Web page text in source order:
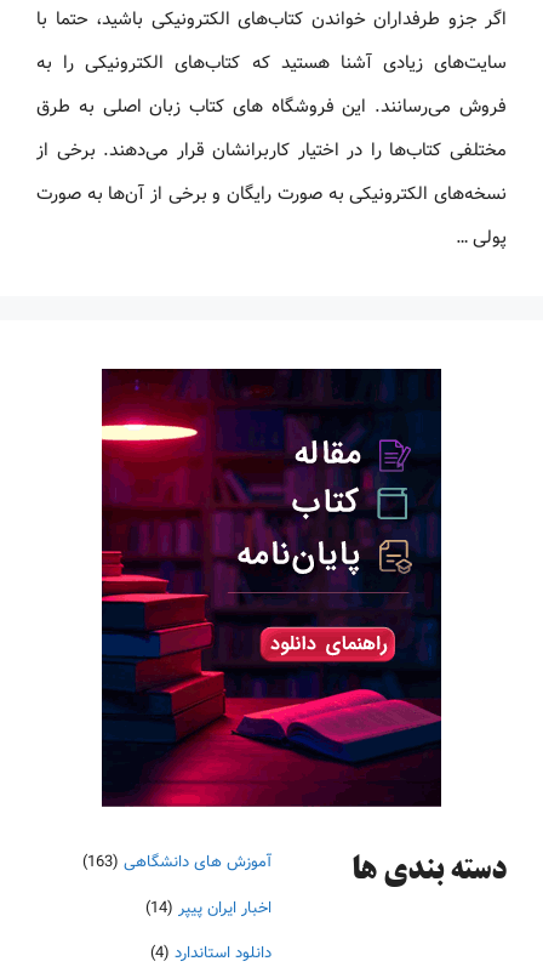
اگر جزو طرفداران خواندن کتاب‌های الکترونیکی باشید، حتما با
سایت‌های زیادی آشنا هستید که کتاب‌های الکترونیکی را به
فروش می‌رسانند. این فروشگاه های کتاب زبان اصلی به طرق
مختلفی کتاب‌ها را در اختیار کاربرانشان قرار می‌دهند. برخی از
نسخه‌های الکترونیکی به صورت رایگان و برخی از آن‌ها به صورت
پولی …
دسته‌ بندی ها آموزش های دانشگاهی (163)
اخبار ایران پیپر (14)
دانلود استاندارد (4)